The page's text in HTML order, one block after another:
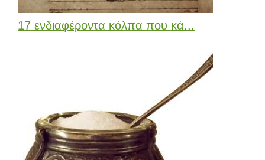
17 ενδιαφέροντα κόλπα που κά...